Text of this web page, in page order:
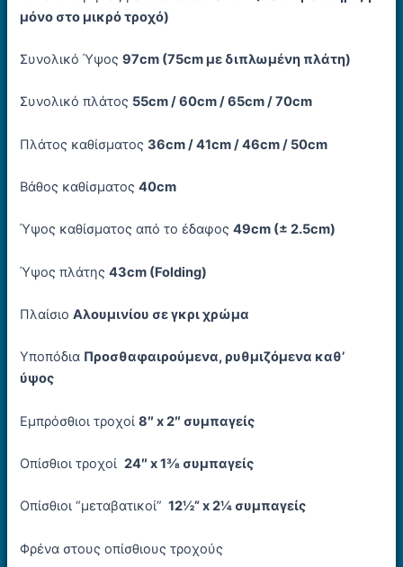
μόνο στο μικρό τροχό)
Συνολικό Ύψος 97cm (75cm με διπλωμένη πλάτη)
Συνολικό πλάτος 55cm/ 60cm/ 65cm/ 70cm
Πλάτος καθίσματος 36cm / 41cm / 46cm / 50cm
Βάθος καθίσματος 40cm
Ύψος καθίσματος από το έδαφος 49cm (± 2.5cm)
Ύψος πλάτης 43cm (Folding)
ΠλαίσιοΑλουμινίου σε γκρι χρώμα
Υποπόδια Προσθαφαιρούμενα, ρυθμιζόμενα καθ’
ύψος
Εμπρόσθιοι τροχοί 8″ x 2″ συμπαγείς
Οπίσθιοι τροχοί 24″ x 1⅜ συμπαγείς
Οπίσθιοι “μεταβατικοί” 12½” x 2¼ συμπαγείς
Φρένα στους οπίσθιους τροχούς